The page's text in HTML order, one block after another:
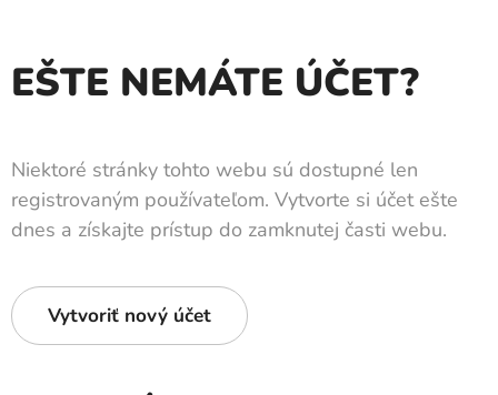
EŠTE NEMÁTE ÚČET?
Niektoré stránky tohto webu sú dostupné len
registrovaným používateľom. Vytvorte si účet ešte
dnes a získajte prístup do zamknutej časti webu.
Vytvoriť nový účet